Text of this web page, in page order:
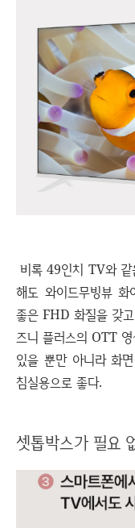
비록 49인치 TV와 같
해도 와이드무빙뷰 화
좋은 FHD 화질을 갖
즈니 플러스의 OTT
있을 뿐만 아니라 화
침실용으로 좋다.
셋톱박스가 필요